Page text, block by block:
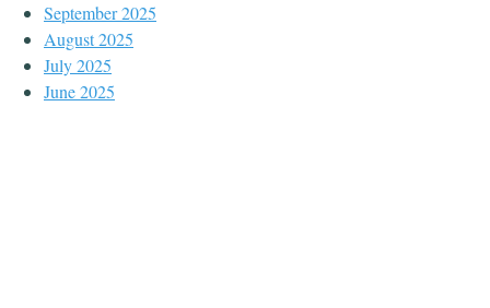
September 2025
August 2025
July 2025
June 2025